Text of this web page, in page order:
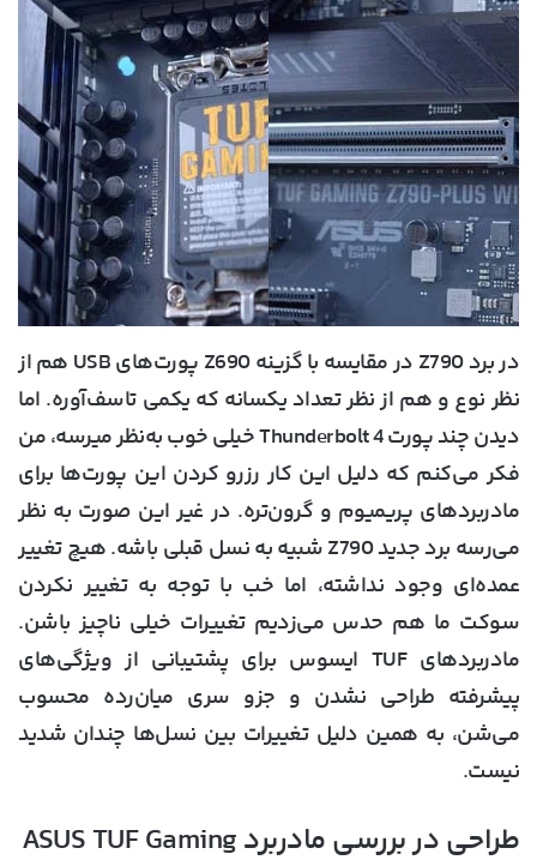
در برد Z790 در مقایسه با گزینه Z690 پورت‌های USB هم از
نظر نوع و هم از نظر تعداد یکسانه که یکمی تاسف‌آوره. اما
دیدن چند پورت Thunderbolt 4 خیلی خوب به‌نظر میرسه، من
فکر می‌کنم که دلیل این کار رزرو کردن این پورت‌ها برای
مادربردهای پریمیوم و گرون‌‎تره. در غیر این صورت به نظر
می‌رسه برد جدید Z790 شبیه به نسل قبلی باشه. هیچ تغییر
عمده‌ای وجود نداشته، اما خب با توجه به تغییر نکردن
سوکت ما هم حدس می‌زدیم تغییرات خیلی ناچیز باشن.
مادربردهای TUF ایسوس برای پشتیبانی از ویژگی‌های
پیشرفته طراحی نشدن و جزو سری میان‌رده محسوب
می‌شن، به همین دلیل تغییرات بین نسل‌ها چندان شدید
نیست.
طراحی در بررسی مادربرد ASUS TUF Gaming